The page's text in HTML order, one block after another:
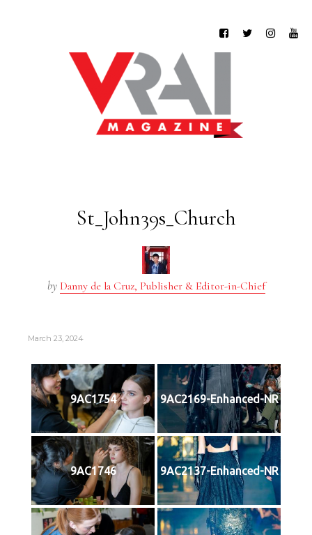
St_John39s_Church
by Danny de la Cruz, Publisher & Editor-in-Chief
March 23, 2024
9AC1754 9AC2169-Enhanced-NR
9AC1746 9AC2137-Enhanced-NR